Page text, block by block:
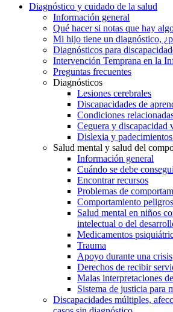
Diagnóstico y cuidado de la salud
Información general
Qué hacer si notas que hay
Mi hijo tiene un diagnóstico,
Diagnósticos para
Intervención Temprana en la
Preguntas frecuentes
Diagnósticos
Lesiones cerebrales
Discapacidades de
Condiciones
Ceguera y discapacidad
Dislexia y
Salud mental y salud del
Información general
Cuándo se debe
Encontrar recursos
Problemas de
Comportamiento
Salud mental en niños
intelectual o del
Medicamentos
Trauma
Apoyo durante una crisis
Derechos de recibir
Malas interpretaciones
Sistema de justicia para
Discapacidades múltiples,